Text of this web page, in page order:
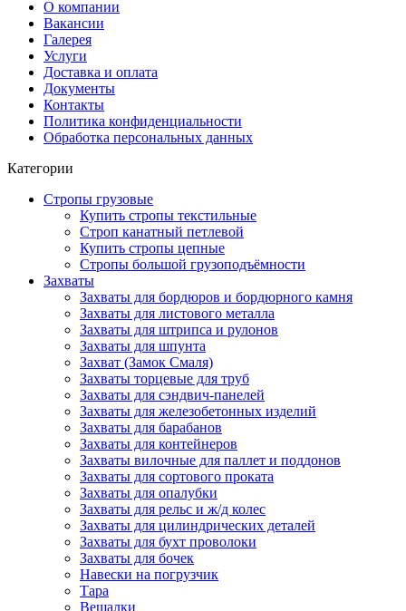
О компании
Вакансии
Галерея
Услуги
Доставка и оплата
Документы
Контакты
Политика конфиденциальности
Обработка персональных данных
Категории
Стропы грузовые
Купить стропы текстильные
Строп канатный петлевой
Купить стропы цепные
Стропы большой грузоподъёмности
Захваты
Захваты для бордюров и бордюрного камня
Захваты для листового металла
Захваты для штрипса и рулонов
Захваты для шпунта
Захват (Замок Смаля)
Захваты торцевые для труб
Захваты для сэндвич-панелей
Захваты для железобетонных изделий
Захваты для барабанов
Захваты для контейнеров
Захваты вилочные для паллет и поддонов
Захваты для сортового проката
Захваты для опалубки
Захваты для рельс и ж/д колес
Захваты для цилиндрических деталей
Захваты для бухт проволоки
Захваты для бочек
Навески на погрузчик
Тара
Вешалки